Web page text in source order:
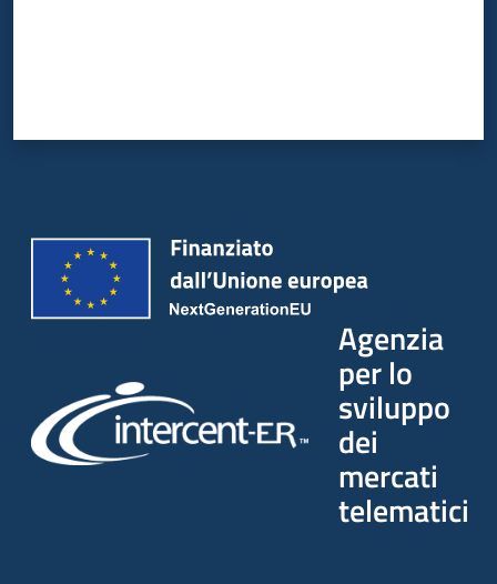
Agenzia
per lo
sviluppo
dei
mercati
telematici